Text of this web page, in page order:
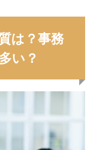
は？事務
い？